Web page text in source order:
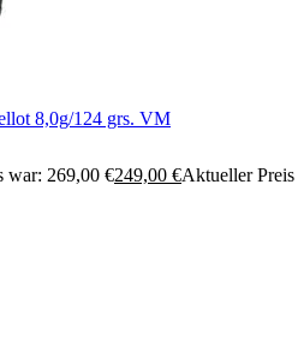
8,0g/124 grs. VM
war: 269,00 €249,00 €Aktueller Preis